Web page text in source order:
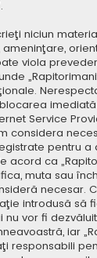
.
niciun
ameninţare,
viola
Service
considera
pentru
acord ca
muta sau
necesar.
introdusă să
vor fi
iar
responsabili